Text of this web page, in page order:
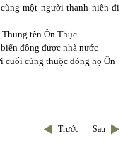
một người thanh niên đi
tên Ôn Thục.
đông được nhà nước
cuối cùng thuộc dòng họ Ôn
Trước Sau